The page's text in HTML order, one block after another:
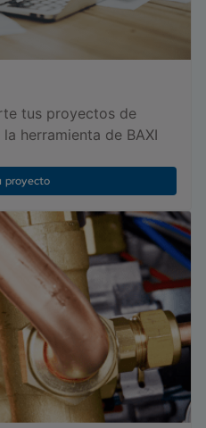
tus proyectos de
herramienta de BAXI
proyecto